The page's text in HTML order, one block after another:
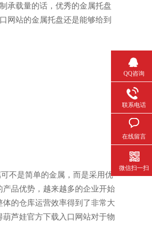
承载量的话，优秀的金属托盘
网站的金属托盘还是能够给到
不是简单的金属，而是采用优
产品优势，越来越多的企业开始
体的仓库运营效率得到了非常大
葫芦娃官方下载入口网站对于物
QQ咨询
联系电话
在线留言
微信扫一扫